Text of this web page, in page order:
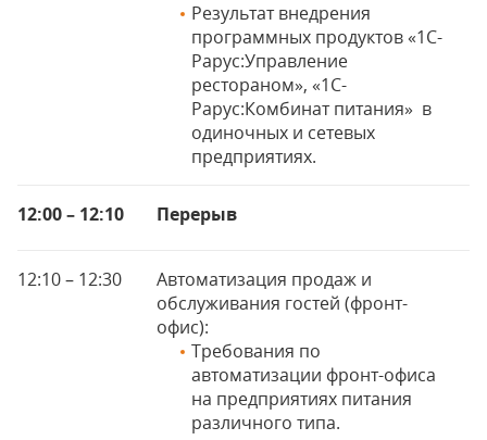
Результат внедрения
программных продуктов «1С-
Рарус:Управление
рестораном», «1С-
Рарус:Комбинат питания» в
одиночных и сетевых
предприятиях.
12:00 – 12:10 Перерыв
12:10 – 12:30
Автоматизация продаж и
обслуживания гостей (фронт-
офис):
Требования по
автоматизации фронт-офиса
на предприятиях питания
различного типа.